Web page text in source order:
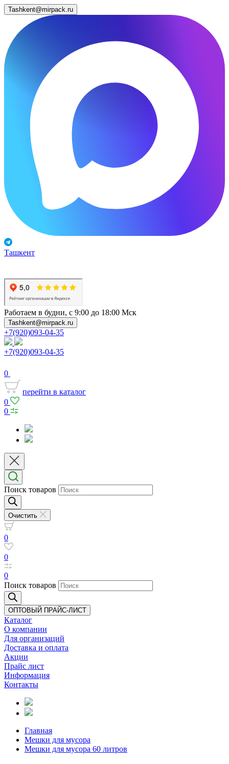
Tashkent@mirpack.ru
Ташкент
Работаем в будни, с 9:00 до 18:00 Мск
Tashkent@mirpack.ru
+7(920)093-04-35
+7(920)093-04-35
0
перейти в каталог
0
0
Поиск товаров
Очистить
0
0
0
Поиск товаров
ОПТОВЫЙ ПРАЙС-ЛИСТ
Каталог
О компании
Для организаций
Доставка и оплата
Акции
Прайс лист
Информация
Контакты
Главная
Мешки для мусора
Мешки для мусора 60 литров